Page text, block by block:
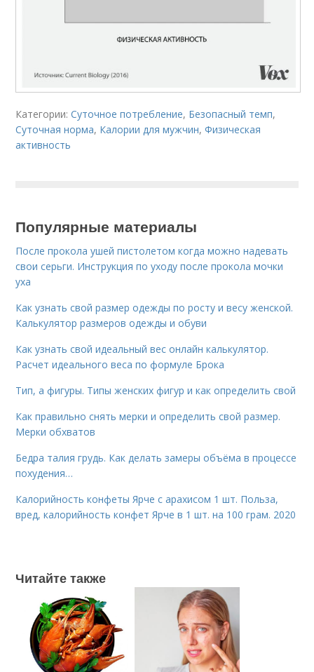
Категории:Суточное потребление, Безопасный темп,
Суточная норма, Калории для мужчин,Физическая
активность
Популярные материалы
После прокола ушей пистолетом когда можно надевать
свои серьги. Инструкция по уходу после прокола мочки
уха
Как узнать свой размер одежды по росту и весу женской.
Калькулятор размеров одежды и обуви
Как узнать свой идеальный вес онлайн калькулятор.
Расчет идеального веса по формуле Брока
Тип, а фигуры. Типы женских фигур и как определить свой
Как правильно снять мерки и определить свой размер.
Мерки обхватов
Бедра талия грудь. Как делать замеры объёма в процессе
похудения…
Калорийность конфеты Ярче с арахисом 1 шт. Польза,
вред, калорийность конфет Ярче в 1 шт. на 100 грам. 2020
Читайте также